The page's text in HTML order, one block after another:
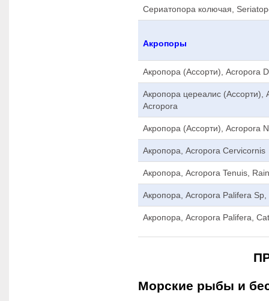
Сериатопора колючая,
Акропоры
Акропора (Ассорти), Acropora
Акропора цереалис (Ассорти),
Acropora
Акропора (Ассорти), Acropora
Акропора, Acropora Cervicornis
Акропора, Acropora Tenuis,
Акропора, Acropora Palifera
Акропора, Acropora Palifera,
Морские рыбы и